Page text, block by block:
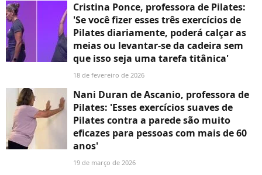
Cristina Ponce, professora de Pilates:
'Se você fizer esses três exercícios de
Pilates diariamente, poderá calçar as
meias ou levantar-se da cadeira sem
que isso seja uma tarefa titânica'
18 de fevereiro de 2026
Nani Duran de Ascanio, professora de
Pilates: 'Esses exercícios suaves de
Pilates contra a parede são muito
eficazes para pessoas com mais de 60
anos'
19 de março de 2026